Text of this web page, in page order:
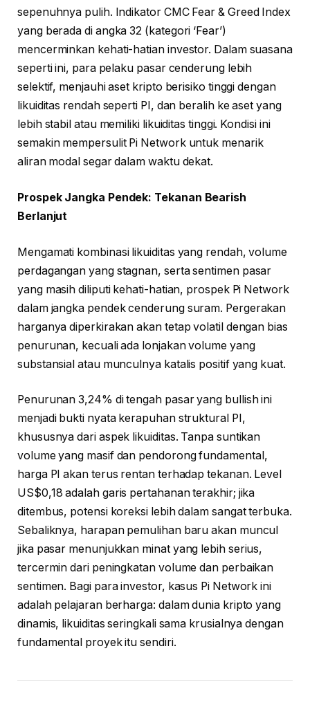
sepenuhnya pulih. Indikator CMC Fear & Greed Index
yang berada di angka 32 (kategori ‘Fear’)
mencerminkan kehati-hatian investor. Dalam suasana
seperti ini, para pelaku pasar cenderung lebih
selektif, menjauhi aset kripto berisiko tinggi dengan
likuiditas rendah seperti PI, dan beralih ke aset yang
lebih stabil atau memiliki likuiditas tinggi. Kondisi ini
semakin mempersulit Pi Network untuk menarik
aliran modal segar dalam waktu dekat.
Prospek Jangka Pendek: Tekanan Bearish
Berlanjut
Mengamati kombinasi likuiditas yang rendah, volume
perdagangan yang stagnan, serta sentimen pasar
yang masih diliputi kehati-hatian, prospek Pi Network
dalam jangka pendek cenderung suram. Pergerakan
harganya diperkirakan akan tetap volatil dengan bias
penurunan, kecuali ada lonjakan volume yang
substansial atau munculnya katalis positif yang kuat.
Penurunan 3,24% di tengah pasar yang bullish ini
menjadi bukti nyata kerapuhan struktural PI,
khususnya dari aspek likuiditas. Tanpa suntikan
volume yang masif dan pendorong fundamental,
harga PI akan terus rentan terhadap tekanan. Level
US$0,18 adalah garis pertahanan terakhir; jika
ditembus, potensi koreksi lebih dalam sangat terbuka.
Sebaliknya, harapan pemulihan baru akan muncul
jika pasar menunjukkan minat yang lebih serius,
tercermin dari peningkatan volume dan perbaikan
sentimen. Bagi para investor, kasus Pi Network ini
adalah pelajaran berharga: dalam dunia kripto yang
dinamis, likuiditas seringkali sama krusialnya dengan
fundamental proyek itu sendiri.